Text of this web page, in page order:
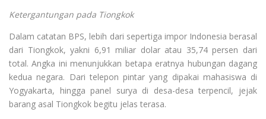
Ketergantungan pada Tiongkok
Dalam catatan BPS, lebih dari sepertiga impor Indonesia berasal
dari Tiongkok, yakni 6,91 miliar dolar atau 35,74 persen dari
total. Angka ini menunjukkan betapa eratnya hubungan dagang
kedua negara. Dari telepon pintar yang dipakai mahasiswa di
Yogyakarta, hingga panel surya di desa-desa terpencil, jejak
barang asal Tiongkok begitu jelas terasa.